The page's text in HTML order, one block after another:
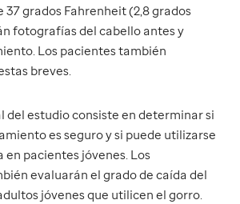
37 grados Fahrenheit (2,8 grados
fotografías del cabello antes y
Los pacientes también
breves.
del estudio consiste en determinar si
es seguro y si puede utilizarse
en pacientes jóvenes. Los
evaluarán el grado de caída del
jóvenes que utilicen el gorro.